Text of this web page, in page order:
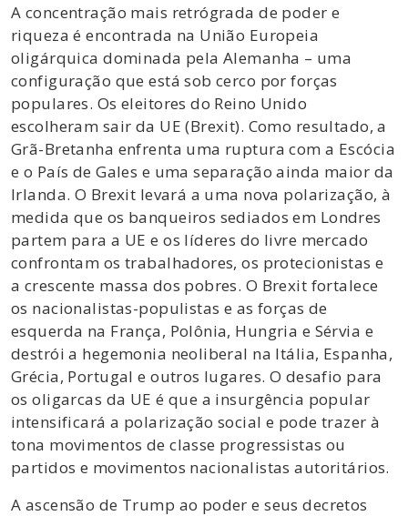
A concentração mais retrógrada de poder e
riqueza é encontrada na União Europeia
oligárquica dominada pela Alemanha – uma
configuração que está sob cerco por forças
populares. Os eleitores do Reino Unido
escolheram sair da UE (Brexit). Como resultado, a
Grã-Bretanha enfrenta uma ruptura com a Escócia
e o País de Gales e uma separação ainda maior da
Irlanda. O Brexit levará a uma nova polarização, à
medida que os banqueiros sediados em Londres
partem para a UE e os líderes do livre mercado
confrontam os trabalhadores, os protecionistas e
a crescente massa dos pobres. O Brexit fortalece
os nacionalistas-populistas e as forças de
esquerda na França, Polônia, Hungria e Sérvia e
destrói a hegemonia neoliberal na Itália, Espanha,
Grécia, Portugal e outros lugares. O desafio para
os oligarcas da UE é que a insurgência popular
intensificará a polarização social e pode trazer à
tona movimentos de classe progressistas ou
partidos e movimentos nacionalistas autoritários.
A ascensão de Trump ao poder e seus decretos